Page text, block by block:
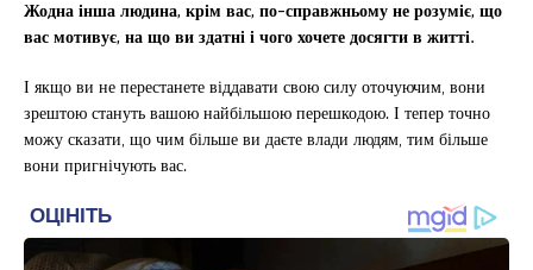
Жодна інша людина, крім вас, по-справжньому не розуміє, що
вас мотивує, на що ви здатні і чого хочете досягти в житті.
І якщо ви не перестанете віддавати свою силу оточуючим, вони
зрештою стануть вашою найбільшою перешкодою. І тепер точно
можу сказати, що чим більше ви даєте влади людям, тим більше
вони пригнічують вас.